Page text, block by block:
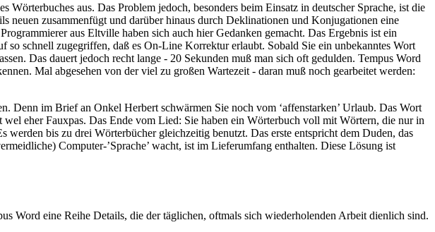
aus. Das Problem jedoch, besonders beim Einsatz in deutscher Sprache, ist die
neuen zusammenfügt und darüber hinaus durch Deklinationen und Konjugationen eine
aus Eltville haben sich auch hier Gedanken gemacht. Das Ergebnis ist ein
schnell zugegriffen, daß es On-Line Korrektur erlaubt. Sobald Sie ein unbekanntes Wort
Das dauert jedoch recht lange - 20 Sekunden muß man sich oft gedulden. Tempus Word
Mal abgesehen von der viel zu großen Wartezeit - daran muß noch gearbeitet werden:
Denn im Brief an Onkel Herbert schwärmen Sie noch vom ‘affenstarken’ Urlaub. Das Wort
eher Fauxpas. Das Ende vom Lied: Sie haben ein Wörterbuch voll mit Wörtern, die nur in
bis zu drei Wörterbücher gleichzeitig benutzt. Das erste entspricht dem Duden, das
Computer-’Sprache’ wacht, ist im Lieferumfang enthalten. Diese Lösung ist
Word eine Reihe Details, die der täglichen, oftmals sich wiederholenden Arbeit dienlich sind.